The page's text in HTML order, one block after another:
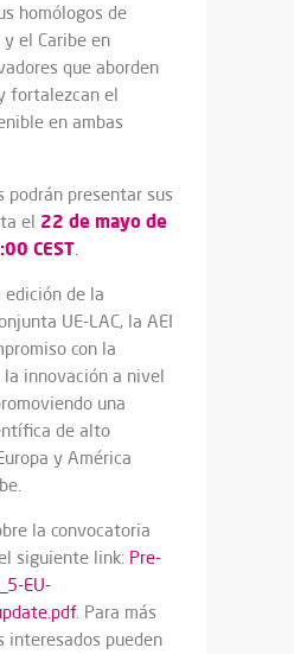
homólogos de
el Caribe en
que aborden
fortalezcan el
en ambas
podrán presentar sus
el 22 de mayo de
CEST.
edición de la
UE-LAC, la AEI
con la
innovación a nivel
una
de alto
y América
la convocatoria
siguiente link: Pre-
EU-
. Para más
interesados pueden